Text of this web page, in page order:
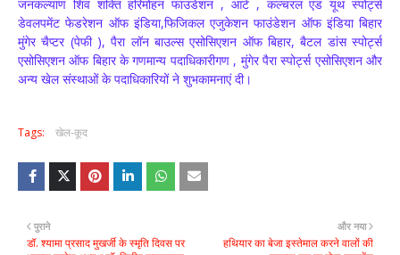
जनकल्याण शिव शक्ति हरिमोहन फाउंडेशन , आर्ट , कल्चरल एंड यूथ स्पोर्ट्स
डेवलपमेंट फेडरेशन ऑफ इंडिया,फिजिकल एजुकेशन फाउंडेशन ऑफ इंडिया बिहार
मुंगेर चैप्टर (पेफी ), पैरा लॉन बाउल्स एसोसिएशन ऑफ बिहार, बैटल डांस स्पोर्ट्स
एसोसिएशन ऑफ बिहार के गणमान्य पदाधिकारीगण , मुंगेर पैरा स्पोर्ट्स एसोसिएशन और
अन्य खेल संस्थाओं के पदाधिकारियों ने शुभकामनाएं दी।
Tags: खेल-कूद
और नया
हथियार का बेजा इस्तेमाल करने वालों की
पुराने
डॉ. श्यामा प्रसाद मुखर्जी के स्मृति दिवस पर